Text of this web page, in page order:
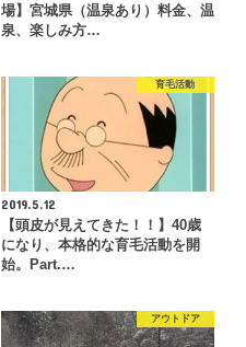
場】宮城県（温泉あり）料金、温
泉、楽しみ方…
育毛活動
2019.5.12
【頭皮が見えてきた！！】40歳
になり、本格的な育毛活動を開
始。Part.…
アウトドア